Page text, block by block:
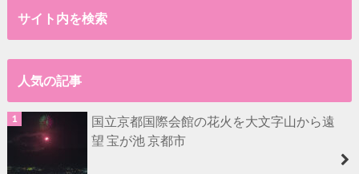
サイト内を検索
人気の記事
国立京都国際会館の花火を大文字山から遠
望 宝が池 京都市